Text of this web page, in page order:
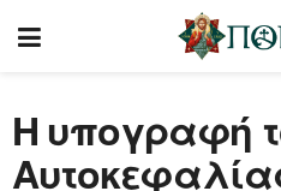
Η υπογραφή